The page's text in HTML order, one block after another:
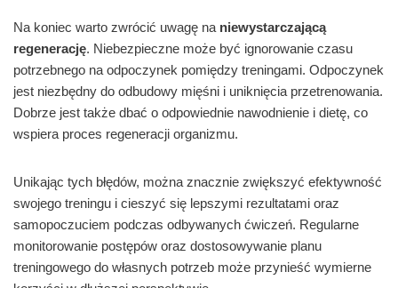
Na koniec warto zwrócić uwagę na niewystarczającą
regenerację. Niebezpieczne może być ignorowanie czasu
potrzebnego na odpoczynek pomiędzy treningami. Odpoczynek
jest niezbędny do odbudowy mięśni i uniknięcia przetrenowania.
Dobrze jest także dbać o odpowiednie nawodnienie i dietę, co
wspiera proces regeneracji organizmu.
Unikając tych błędów, można znacznie zwiększyć efektywność
swojego treningu i cieszyć się lepszymi rezultatami oraz
samopoczuciem podczas odbywanych ćwiczeń. Regularne
monitorowanie postępów oraz dostosowywanie planu
treningowego do własnych potrzeb może przynieść wymierne